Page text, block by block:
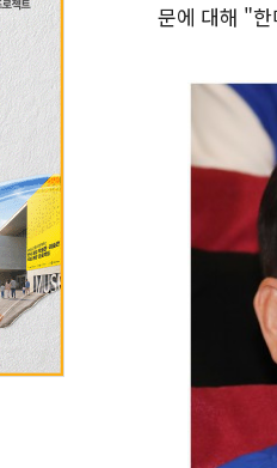
문에 대해 "